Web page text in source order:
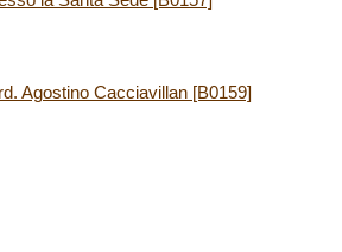
Agostino Cacciavillan [B0159]